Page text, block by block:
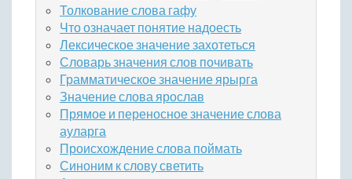
Толкование слова гафу
Что означает понятие надоесть
Лексическое значение захотеться
Словарь значения слов почивать
Грамматическое значение ярырга
Значение слова ярослав
Прямое и переносное значение слова
ауларга
Происхождение слова поймать
Синоним к слову светить